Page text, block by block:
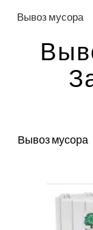
Skip to main content
Вывоз мусора
Вывоз мусора